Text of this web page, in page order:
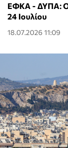
ΕΦΚΑ - ΔΥΠΑ: Ο
24 Ιουλίου
18.07.2026 11:09